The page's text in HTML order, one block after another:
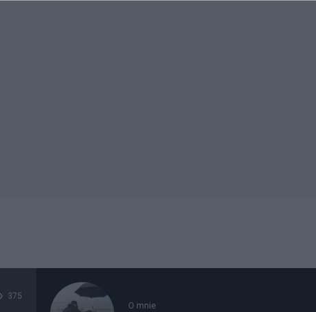
375
O mnie